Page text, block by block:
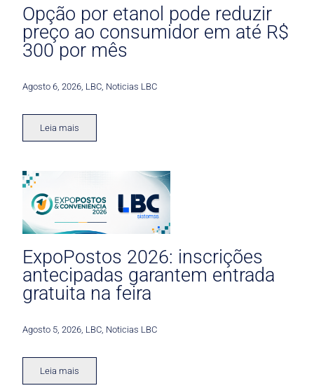
Opção por etanol pode reduzir
preço ao consumidor em até R$
300 por mês
Agosto 6, 2026 LBC Noticias LBC
Leia mais
ExpoPostos 2026: inscrições
antecipadas garantem entrada
gratuita na feira
Agosto 5, 2026 LBC Noticias LBC
Leia mais